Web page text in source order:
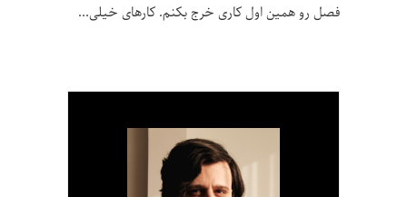
فصل رو همین اول کاری خرج بکنم. کارهای خیلی